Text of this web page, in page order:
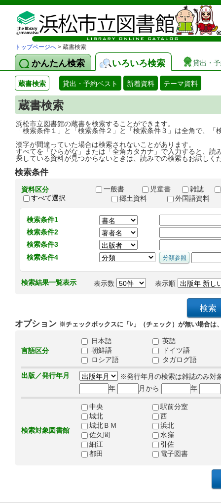
トップページへ > 蔵書検索
かんたん検索 いろいろ検索 貸出・
蔵書検索 貸出・予約ベスト 新着資料 テーマ資料
蔵書検索
浜松市立図書館の蔵書を検索することができます。
「検索条件１」と「検索条件２」と「検索条件３」は全角で、
漢字が間違っていた場合は検索されないことがあります。
すべてを「ひらがな」または「全角カタカナ」で入力すると、読
探している資料が見つからないときは、読みでの検索もお試しく
検索条件
資料区分
すべて選択
一般書 児童書
雑誌
郷土資料
外国語資料
検索条件1
検索条件2
検索条件3
検索条件4
検索結果一覧表示 表示数 表示順
オプション ※チェックボックスに「ﾚ」（チェック）が無い場合は
言語区分
日本語
英語
朝鮮語
ドイツ語
ロシア語
タガログ語
出版／発行年月
※発行年月の検索は雑誌のみ対
年
月から 年
検索対象図書館
中央
駅前分室
城北
西
城北ＢＭ
浜北
佐久間
水窪
細江
引佐
都田
電子図書